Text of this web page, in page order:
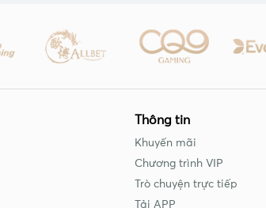
Thông tin
Khuyến mãi
Chương trình VIP
Trò chuyện trực tiếp
Tải APP